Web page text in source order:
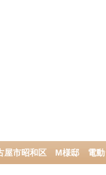
屋市昭和区 M様邸 電動